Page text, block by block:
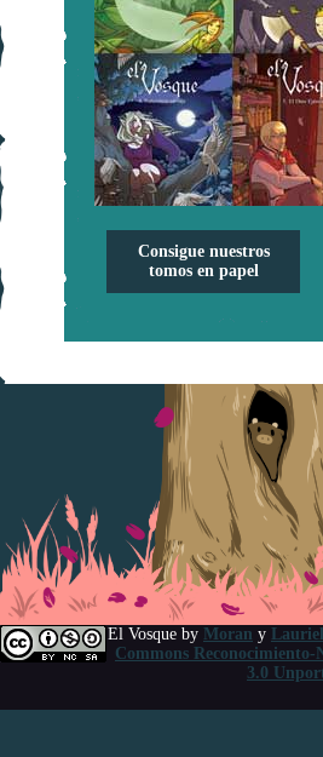
Consigue nuestros
tomos en papel
El Vosque by Moran y
Commons
3.0